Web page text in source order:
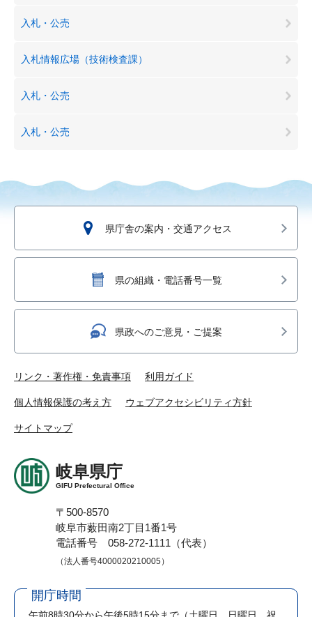
入札・公売
入札情報広場（技術検査課）
入札・公売
入札・公売
県庁舎の案内・交通アクセス
県の組織・電話番号一覧
県政へのご意見・ご提案
リンク・著作権・免責事項 利用ガイド
個人情報保護の考え方 ウェブアクセシビリティ方針
サイトマップ
岐阜県庁
GIFU Prefectural Office
〒500-8570
岐阜市薮田南2丁目1番1号
電話番号 058-272-1111（代表）
（法人番号4000020210005）
開庁時間